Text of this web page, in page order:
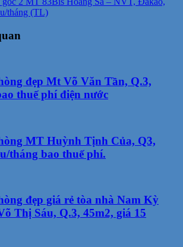
tháng (TL)
đẹp Mt Võ Văn Tần, Q.3,
thuế phí điện nước
MT Huỳnh Tịnh Của, Q3,
tháng bao thuế phí.
đẹp giá rẻ tòa nhà Nam Kỳ
Thị Sáu, Q.3, 45m2, giá 15